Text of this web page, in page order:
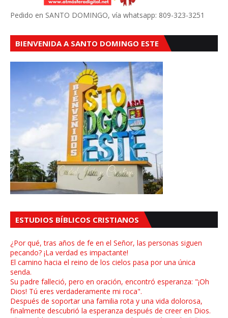
Pedido en SANTO DOMINGO, vía whatsapp: 809-323-3251
BIENVENIDA A SANTO DOMINGO ESTE
ESTUDIOS BÍBLICOS CRISTIANOS
¿Por qué, tras años de fe en el Señor, las personas siguen
pecando? ¡La verdad es impactante!
El camino hacia el reino de los cielos pasa por una única
senda.
Su padre falleció, pero en oración, encontró esperanza: "¡Oh
Dios! Tú eres verdaderamente mi roca".
Después de soportar una familia rota y una vida dolorosa,
finalmente descubrió la esperanza después de creer en Dios.